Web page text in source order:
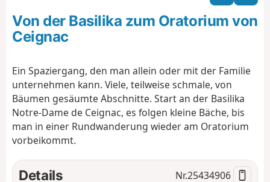
o
n
a
a
n
Von der Basilika zum Oratorium von
Ceignac
Ein Spaziergang, den man allein oder mit der Familie
unternehmen kann. Viele, teilweise schmale, von
Bäumen gesäumte Abschnitte. Start an der Basilika
Notre-Dame de Ceignac, es folgen kleine Bäche, bis
man in einer Rundwanderung wieder am Oratorium
vorbeikommt.
Details Nr.25434906